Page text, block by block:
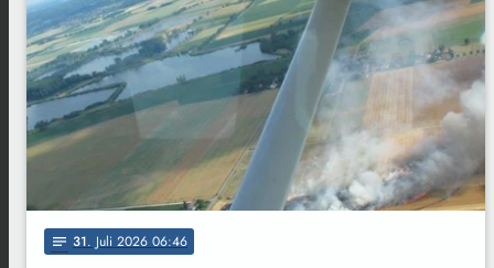
notes 31. Juli 2026 06:46